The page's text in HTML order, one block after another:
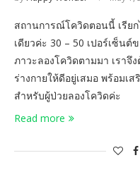
สถานการณ์โควิดตอนนี้ เรีย
เดียวค่ะ 30 – 50 เปอร์เซ็น
ภาวะลองโควิดตามมา เราจึ
ร่างกายให้ดีอยู่เสมอ พร้อมเ
สำหรับผู้ป่วยลองโควิดค่ะ
Read more